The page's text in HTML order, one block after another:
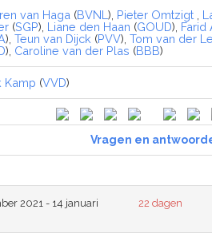
van Haga (BVNL ), Pieter Omtzigt
(SGP), Liane den Haan (GOUD), Farid
), Teun van Dijck (PVV), Tom van der
), Caroline van der Plas (BBB)
Kamp (VVD)
Vragen en
2021 - 14 januari
22 dagen